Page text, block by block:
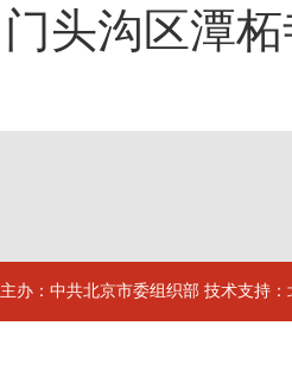
门头沟区潭
主办：中共北京市委组织部 技术支持